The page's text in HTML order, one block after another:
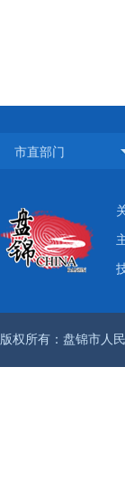
版权所有：盘锦市人